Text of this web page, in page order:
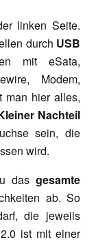
linken Seite.
durch USB
mit eSata,
Modem,
man hier alles,
Nachteil
sein, die
wird.
das gesamte
ab. So
die jeweils
ist mit einer